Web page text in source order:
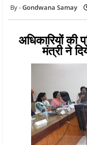
Gondwana Samay
अधिकारियों की
मंत्री ने